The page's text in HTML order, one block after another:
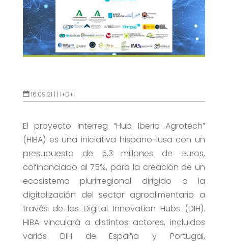
16.09.21 | | I+D+I
El proyecto Interreg “Hub Iberia Agrotech”
(HIBA) es una iniciativa hispano-lusa con un
presupuesto de 5,3 millones de euros,
cofinanciado al 75%, para la creación de un
ecosistema plurirregional dirigido a la
digitalización del sector agroalimentario a
través de los Digital Innovation Hubs (DIH).
HIBA vinculará a distintos actores, incluidos
varios DIH de España y Portugal,